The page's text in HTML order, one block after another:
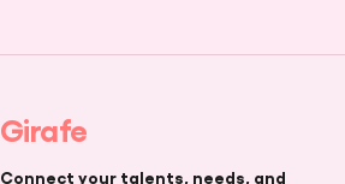
Girafe
Connect your talents, needs, and